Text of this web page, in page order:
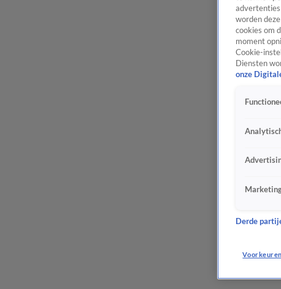
advertenties
worden
cookies om
moment
Cookie-
Diensten
onze
Derde